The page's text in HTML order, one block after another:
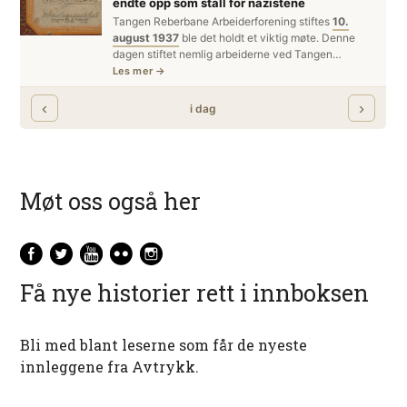
Møt oss også her
Få nye historier rett i innboksen
Bli med blant leserne som får de nyeste
innleggene fra Avtrykk.